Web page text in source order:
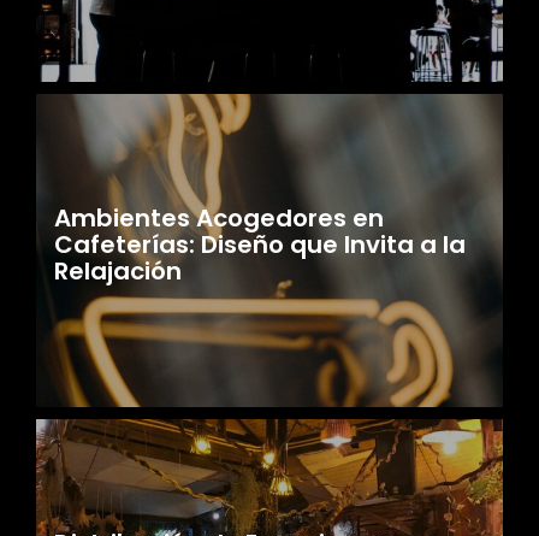
Ambientes Acogedores en
Cafeterías: Diseño que Invita a la
Relajación